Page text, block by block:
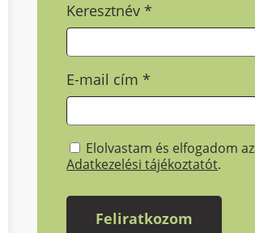
Keresztnév*
E-mail cím*
Elolvastam és elfogadom az
Adatkezelési tájékoztatót.